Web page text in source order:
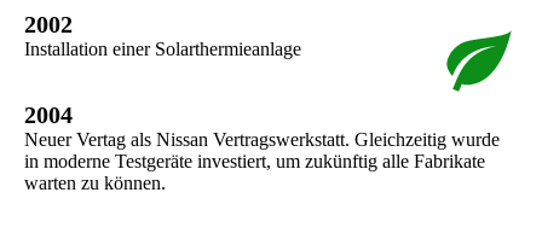
2002
Installation einer Solarthermieanlage
2004
Neuer Vertag als Nissan Vertragswerkstatt. Gleichzeitig wurde
in moderne Testgeräte investiert, um zukünftig alle Fabrikate
warten zu können.